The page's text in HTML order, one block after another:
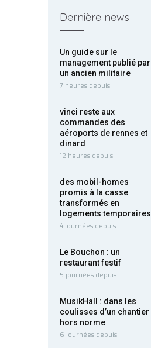
Dernière news
Un guide sur le
management publié par
un ancien militaire
7 heures depuis
vinci reste aux
commandes des
aéroports de rennes et
dinard
12 heures depuis
des mobil-homes
promis à la casse
transformés en
logements temporaires
4 journées depuis
Le Bouchon : un
restaurant festif
5 journées depuis
MusikHall : dans les
coulisses d’un chantier
hors norme
6 journées depuis